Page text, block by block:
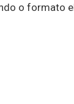
o formato